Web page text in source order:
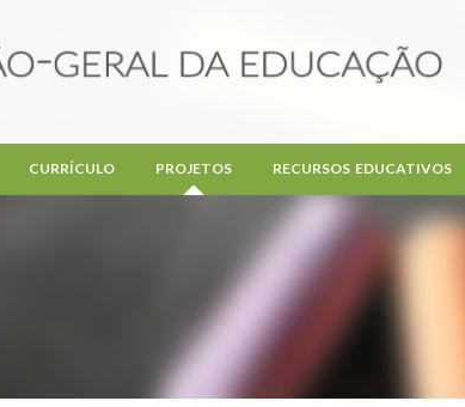
CURRÍCULO PROJETOS RECURSOS EDUCATIVOS